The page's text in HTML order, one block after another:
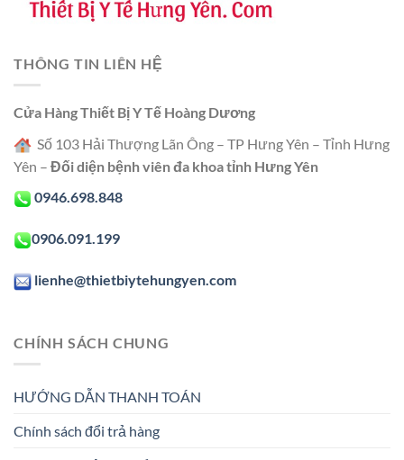
THÔNG TIN LIÊN HỆ
Cửa Hàng Thiết Bị Y Tế Hoàng Dương
Số 103 Hải Thượng Lãn Ông – TP Hưng Yên – Tỉnh Hưng
Yên – Đối diện bệnh viên đa khoa tỉnh Hưng Yên
0946.698.848
0906.091.199
lienhe@thietbiytehungyen.com
CHÍNH SÁCH CHUNG
HƯỚNG DẪN THANH TOÁN
Chính sách đổi trả hàng